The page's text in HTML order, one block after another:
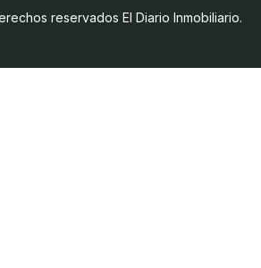
reservados El Diario Inmobiliario.